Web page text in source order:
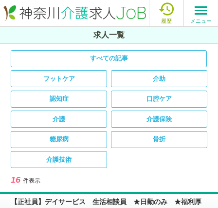

履歴 メニュー
求人一覧
すべての記事
フットケア 介助
認知症 口腔ケア
介護 介護保険
糖尿病 骨折
介護技術
16 件表示
【正社員】デイサービス 生活相談員 ★日勤のみ ★福利厚